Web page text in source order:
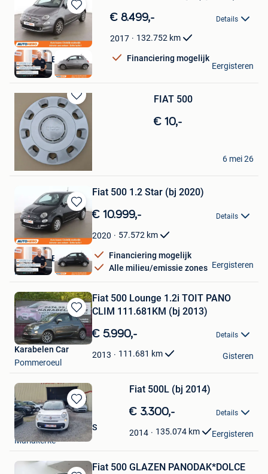
Bewaren
in
Mijn
Favorieten
€ 8.499,- Details
2017 132.752 km
Financiering mogelijk
Autohero België
Brussel
Eergisteren
Bewaren
in
Mijn
Favorieten
FIAT 500
€ 10,-
pascal
Sint-Niklaas
6 mei 26
Bewaren
in
Mijn
Favorieten
Fiat 500 1.2 Star (bj 2020)
€ 10.999,- Details
2020 57.572 km
Financiering mogelijk
Alle milieu/emissie zones
Autohero België
Brussel
Eergisteren
Bewaren
in
Mijn
Favorieten
Fiat 500 Lounge 1.2i TOIT PANO
CLIM 111.681KM (bj 2013)
€ 5.990,- Details
2013 111.681 km
Karabelen Car
Pommeroeul
Gisteren
Bewaren
in
Mijn
Favorieten
Fiat 500L (bj 2014)
€ 3.300,- Details
2014 135.074 km
GARAGE 2M MOTORS
Mariakerke
Eergisteren
Fiat 500 GLAZEN PANODAK*DOLCE